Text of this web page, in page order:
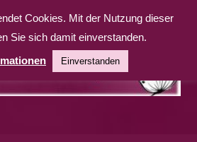
Cookies. Mit der Nutzung dieser
Sie sich damit einverstanden.
Einverstanden